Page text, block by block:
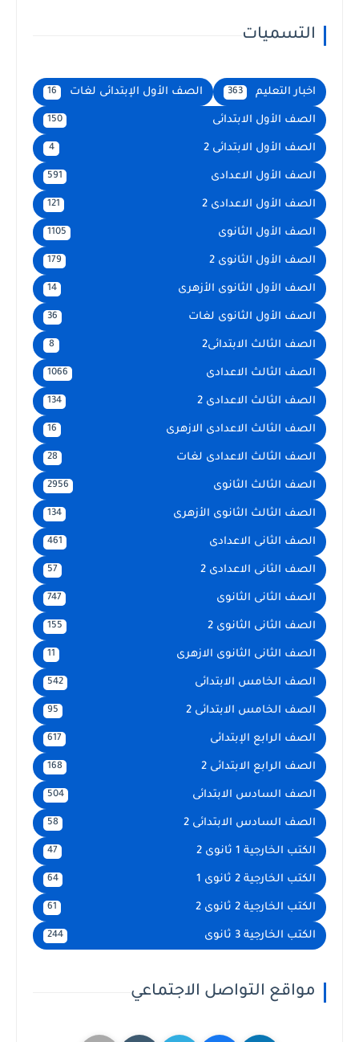
التسميات
اخبار التعليم 363 الصف الأول الإبتدائى لغات 16
الصف الأول الابتدائى 150
الصف الأول الابتدائى 2 4
الصف الأول الاعدادى 591
الصف الأول الاعدادى 2 121
الصف الأول الثانوى 1105
الصف الأول الثانوى 2 179
الصف الأول الثانوى الأزهرى 14
الصف الأول الثانوى لغات 36
الصف الثالث الابتدائى2 8
الصف الثالث الاعدادى 1066
الصف الثالث الاعدادى 2 134
الصف الثالث الاعدادى الازهرى 16
الصف الثالث الاعدادى لغات 28
الصف الثالث الثانوى 2956
الصف الثالث الثانوى الأزهرى 134
الصف الثانى الاعدادى 461
الصف الثانى الاعدادى 2 57
الصف الثانى الثانوى 747
الصف الثانى الثانوى 2 155
الصف الثانى الثانوى الازهرى 11
الصف الخامس الابتدائى 542
الصف الخامس الابتدائى 2 95
الصف الرابع الإبتدائى 617
الصف الرابع الابتدائى 2 168
الصف السادس الابتدائى 504
الصف السادس الابتدائى 2 58
الكتب الخارجية 1 ثانوى 2 47
الكتب الخارجية 2 ثانوى 1 64
الكتب الخارجية 2 ثانوى 2 61
الكتب الخارجية 3 ثانوى 244
مواقع التواصل الاجتماعي